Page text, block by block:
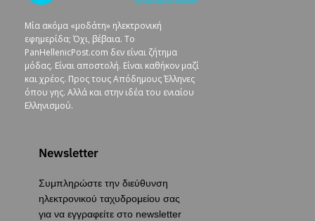
Μία ακόμα «μοδάτη» ηλεκτρονική
εφημερίδα; Όχι, βέβαια. To
PanHellenicPost.com δεν είναι ζήτημα
μόδας. Είναι αποστολή. Είναι καθήκον μαζί
και χρέος. Προς τους Απόδημους Έλληνες
όπου γης. Αλλά και στην ιδέα του ενιαίου
Ελληνισμού.
Newsletter
Συμπληρώστε την διεύθυνση
ηλεκτρονικού ταχυδρομείου σας
για να εγγραφείτε στο newsletter